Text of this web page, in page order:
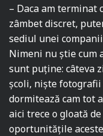
– Daca am terminat
zâmbet discret,
sediul unei
Nimeni nu știe cum
sunt puține: câteva
școli, niște
dormitează cam tot
aici trece o gloată
oportunitățile